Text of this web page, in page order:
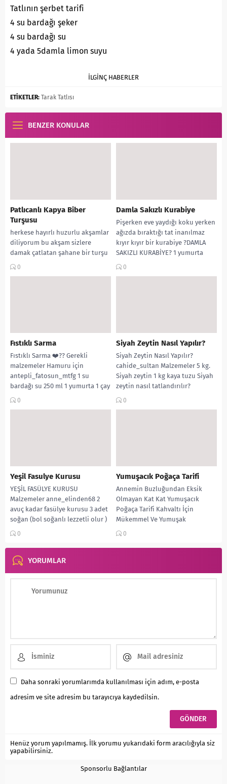
Tatlının şerbet tarifi
4 su bardağı şeker
4 su bardağı su
4 yada 5damla limon suyu
İLGİNÇ HABERLER
ETİKETLER: Tarak Tatlısı
BENZER KONULAR
Patlıcanlı Kapya Biber
Turşusu
herkese hayırlı huzurlu akşamlar
diliyorum bu akşam sizlere
damak çatlatan şahane bir turşu
tarifim olacak patlıcanlı
0
Damla Sakızlı Kurabiye
Pişerken eve yaydığı koku yerken
ağızda bıraktığı tat inanılmaz
kıyır kıyır bir kurabiye ?DAMLA
SAKIZLI KURABİYE? 1 yumurta
duygululezzetler_03 100...
0
Fıstıklı Sarma
Fıstıklı Sarma ❤️?? Gerekli
malzemeler Hamuru için
antepli_fatosun_mtfg 1 su
bardağı su 250 ml 1 yumurta 1 çay
kaşığı tuz...
0
Siyah Zeytin Nasıl Yapılır?
Siyah Zeytin Nasıl Yapılır?
cahide_sultan Malzemeler 5 kg.
Siyah zeytin 1 kg kaya tuzu Siyah
zeytin nasıl tatlandırılır?
Siyahlanmış zeytinleri...
0
Yeşil Fasulye Kurusu
YEŞİL FASÜLYE KURUSU
Malzemeler anne_elinden68 2
avuç kadar fasülye kurusu 3 adet
soğan (bol soğanlı lezzetli olur )
4,5 diş...
0
Yumuşacık Poğaça Tarifi
Annemin Buzluğundan Eksik
Olmayan Kat Kat Yumuşacık
Poğaça Tarifi Kahvaltı İçin
Mükemmel Ve Yumuşak
MALZEMELER IlknurSaglam 5,5 su
0
YORUMLAR
Daha sonraki yorumlarımda kullanılması için adım, e-posta
adresim ve site adresim bu tarayıcıya kaydedilsin.
Henüz yorum yapılmamış. İlk yorumu yukarıdaki form aracılığıyla siz
yapabilirsiniz.
Sponsorlu Bağlantılar